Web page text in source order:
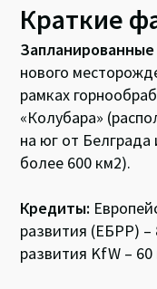
Краткие
нового
рамках
«Колубара»
на юг от
более 600 км2).
Кредиты:
развития (ЕБРР) –
развития KfW –